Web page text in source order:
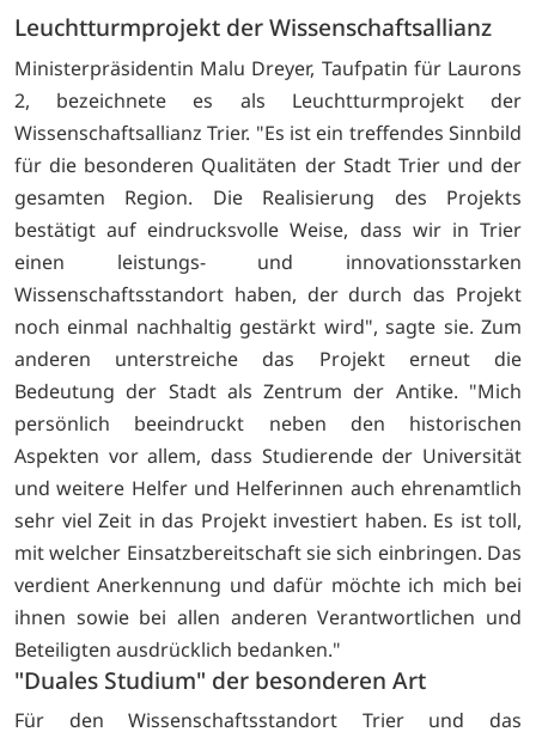
Leuchtturmprojekt der Wissenschaftsallianz
Ministerpräsidentin Malu Dreyer, Taufpatin für Laurons
2, bezeichnete es als Leuchtturmprojekt der
Wissenschaftsallianz Trier. "Es ist ein treffendes Sinnbild
für die besonderen Qualitäten der Stadt Trier und der
gesamten Region. Die Realisierung des Projekts
bestätigt auf eindrucksvolle Weise, dass wir in Trier
einen leistungs- und innovationsstarken
Wissenschaftsstandort haben, der durch das Projekt
noch einmal nachhaltig gestärkt wird", sagte sie. Zum
anderen unterstreiche das Projekt erneut die
Bedeutung der Stadt als Zentrum der Antike. "Mich
persönlich beeindruckt neben den historischen
Aspekten vor allem, dass Studierende der Universität
und weitere Helfer und Helferinnen auch ehrenamtlich
sehr viel Zeit in das Projekt investiert haben. Es ist toll,
mit welcher Einsatzbereitschaft sie sich einbringen. Das
verdient Anerkennung und dafür möchte ich mich bei
ihnen sowie bei allen anderen Verantwortlichen und
Beteiligten ausdrücklich bedanken."
"Duales Studium" der besonderen Art
Für den Wissenschaftsstandort Trier und das